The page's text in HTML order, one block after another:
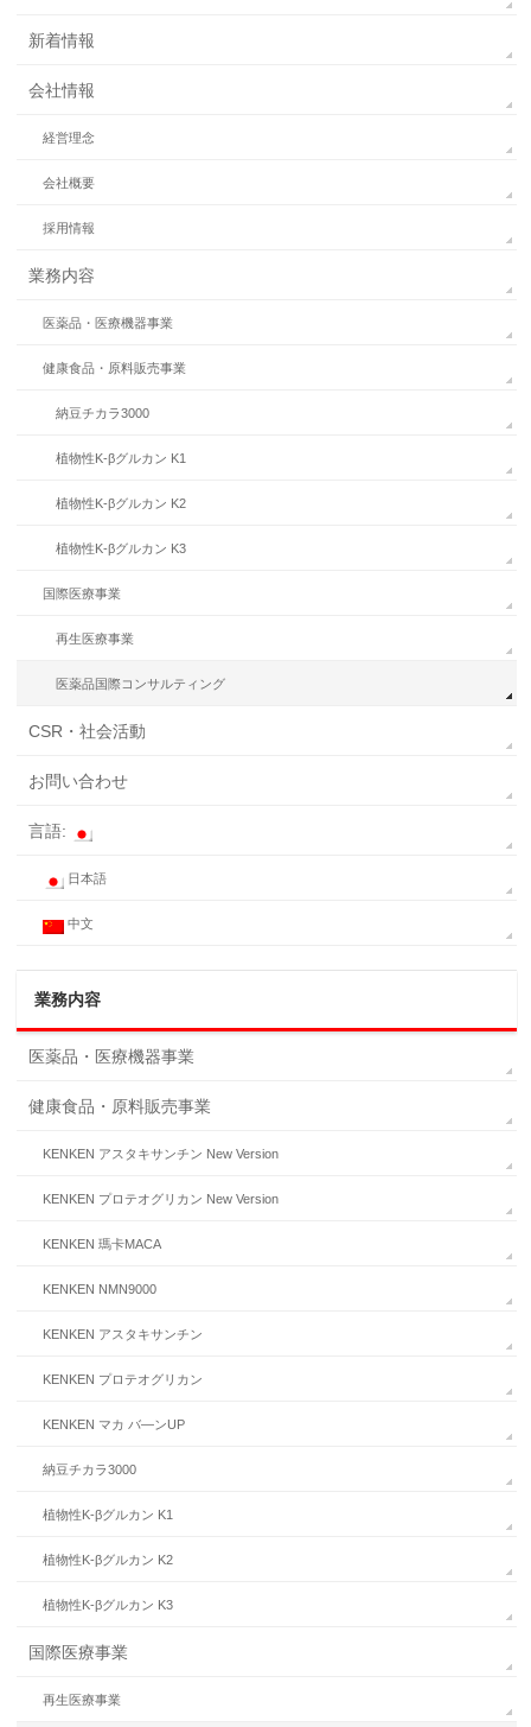
新着情報
会社情報
経営理念
会社概要
採用情報
業務内容
医薬品・医療機器事業
健康食品・原料販売事業
納豆チカラ3000
植物性K-βグルカン K1
植物性K-βグルカン K2
植物性K-βグルカン K3
国際医療事業
再生医療事業
医薬品国際コンサルティング
CSR・社会活動
お問い合わせ
言語:
日本語
中文
業務内容
医薬品・医療機器事業
健康食品・原料販売事業
KENKEN アスタキサンチン New Version
KENKEN プロテオグリカン New Version
KENKEN 瑪卡MACA
KENKEN NMN9000
KENKEN アスタキサンチン
KENKEN プロテオグリカン
KENKEN マカ バ—ンUP
納豆チカラ3000
植物性K-βグルカン K1
植物性K-βグルカン K2
植物性K-βグルカン K3
国際医療事業
再生医療事業